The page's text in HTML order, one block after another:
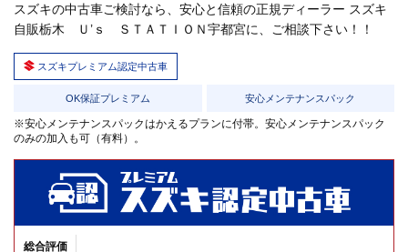
スズキの中古車ご検討なら、安心と信頼の正規ディーラー スズキ
自販栃木 Ｕ’ｓ ＳＴＡＴＩＯＮ宇都宮に、ご相談下さい！！
スズキプレミアム認定中古車
OK保証プレミアム 安心メンテナンスパック
※安心メンテナンスパックはかえるプランに付帯。安心メンテナンスパック
のみの加入も可（有料）。
総合評価